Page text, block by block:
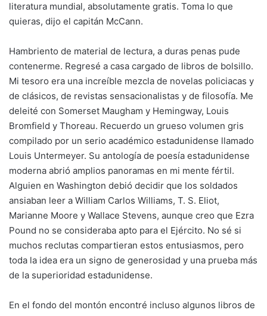
literatura mundial, absolutamente gratis. Toma lo que
quieras, dijo el capitán McCann.
Hambriento de material de lectura, a duras penas pude
contenerme. Regresé a casa cargado de libros de bolsillo.
Mi tesoro era una increíble mezcla de novelas policiacas y
de clásicos, de revistas sensacionalistas y de filosofía. Me
deleité con Somerset Maugham y Hemingway, Louis
Bromfield y Thoreau. Recuerdo un grueso volumen gris
compilado por un serio académico estadunidense llamado
Louis Untermeyer. Su antología de poesía estadunidense
moderna abrió amplios panoramas en mi mente fértil.
Alguien en Washington debió decidir que los soldados
ansiaban leer a William Carlos Williams, T. S. Eliot,
Marianne Moore y Wallace Stevens, aunque creo que Ezra
Pound no se consideraba apto para el Ejército. No sé si
muchos reclutas compartieran estos entusiasmos, pero
toda la idea era un signo de generosidad y una prueba más
de la superioridad estadunidense.
En el fondo del montón encontré incluso algunos libros de